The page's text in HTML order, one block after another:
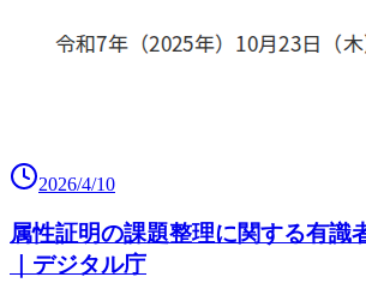
2026/4/10
属性証明の課題整理に関する有識
｜デジタル庁